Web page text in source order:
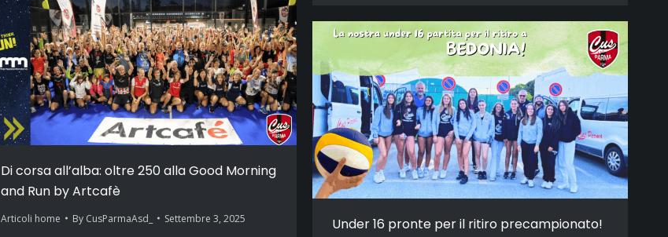
Di corsa all’alba: oltre 250 alla Good Morning
and Run by Artcafè
Articoli home By CusParmaAsd_ Settembre 3, 2025 Under 16 pronte per il ritiro precampionato!